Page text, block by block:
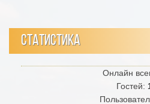
СТАТИСТИКА
Онлайн
Гостей: